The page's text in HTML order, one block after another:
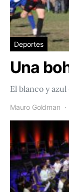
Deportes
Una
El blanco y
Mauro Goldman